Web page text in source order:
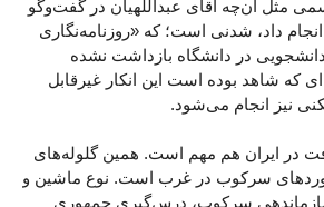
مثل آن‌چه آقای عبداللهیان در گفت‌وگو
انجام داد، شدنی است؛ که «روزنامه‌نگاری
در دانشگاه بازداشت نشده
که شاهد بوده است این انکار غیرقابل
نیز انجام می‌شود.
در ایران هم مهم است. همین گلوله‌های
سرکوب در غرب است. نوع ماشین و
سازماندهی سرکوب، درس‌گیری جمهوری